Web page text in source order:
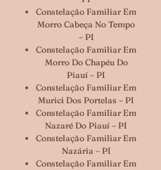
Constelação Familiar Em
Morro Cabeça No Tempo
– PI
Constelação Familiar Em
Morro Do Chapéu Do
Piauí – PI
Constelação Familiar Em
Murici Dos Portelas – PI
Constelação Familiar Em
Nazaré Do Piauí – PI
Constelação Familiar Em
Nazária – PI
Constelação Familiar Em